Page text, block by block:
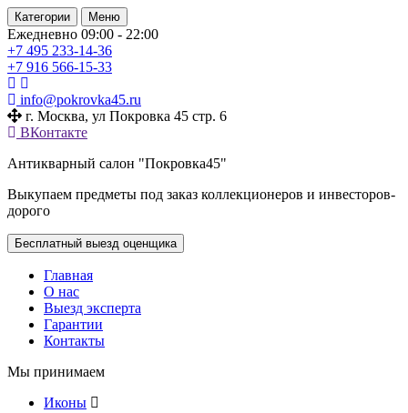
Категории Меню
Ежедневно 09:00 - 22:00
+7 495 233-14-36
+7 916 566-15-33
info@pokrovka45.ru
г. Москва, ул Покровка 45 стр. 6
ВКонтакте
Антикварный салон "Покровка45"
Выкупаем предметы под заказ коллекционеров и инвесторов-
дорого
Бесплатный выезд оценщика
Главная
О нас
Выезд эксперта
Гарантии
Контакты
Мы принимаем
Иконы